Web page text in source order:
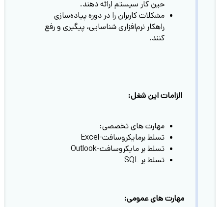
حین کار سیستم ارائه دهند.
مشکلات کاربران را در دوره پیاده‌سازی
راهکار نرم‌افزاری شناسایی، پیگیری و رفع
کنند.
الزامات این شغل:
مهارت های تخصصی:
تسلط برمایکروسافت-Excel
تسلط بر مایکروسافت-Outlook
تسلط بر SQL
مهارت های عمومی: